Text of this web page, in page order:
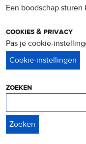
Een boodschap sturen
cookies & privacy
Pas je cookie-
zoeken